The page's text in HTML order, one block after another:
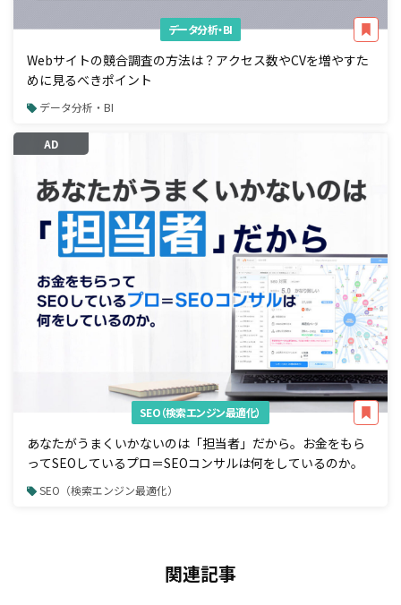
データ分析・BI
Webサイトの競合調査の方法は？アクセス数やCVを増やすた
めに見るべきポイント
データ分析・BI
AD
SEO（検索エンジン最適化）
あなたがうまくいかないのは「担当者」だから。お金をもら
ってSEOしているプロ＝SEOコンサルは何をしているのか。
SEO（検索エンジン最適化）
関連記事